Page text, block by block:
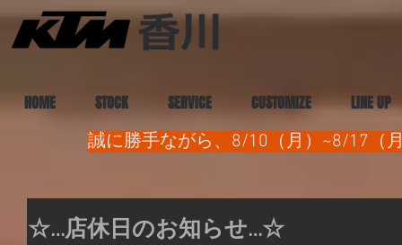
HOME STOCK SERVICE CUSTOMIZE LINE UP
誠に勝手ながら、8/10（月）~8/17（
☆…店休日のお知らせ…☆